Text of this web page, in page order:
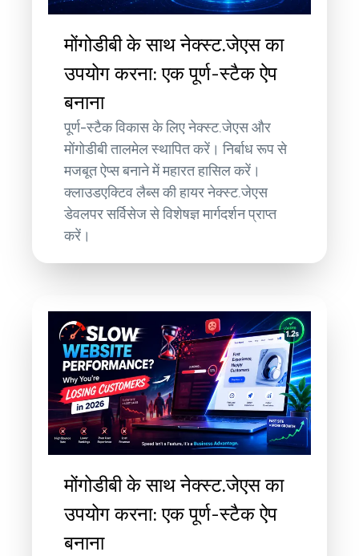
मोंगोडीबी के साथ नेक्स्ट.जेएस का
उपयोग करना: एक पूर्ण-स्टैक ऐप
बनाना
पूर्ण-स्टैक विकास के लिए नेक्स्ट.जेएस और
मोंगोडीबी तालमेल स्थापित करें। निर्बाध रूप से
मजबूत ऐप्स बनाने में महारत हासिल करें।
क्लाउडएक्टिव लैब्स की हायर नेक्स्ट.जेएस
डेवलपर सर्विसेज से विशेषज्ञ मार्गदर्शन प्राप्त
करें।
मोंगोडीबी के साथ नेक्स्ट.जेएस का
उपयोग करना: एक पूर्ण-स्टैक ऐप
बनाना